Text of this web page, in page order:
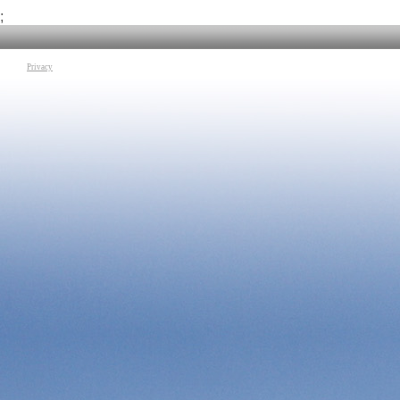
gradualmente all'interno del complesso mondo dell’informazione
geografica, con l'obiettivo di fargli acquisire il flusso di lavoro
necessario a gestire un progetto di ricerca in tutte le sue fasi.
Tag:
;
Privacy